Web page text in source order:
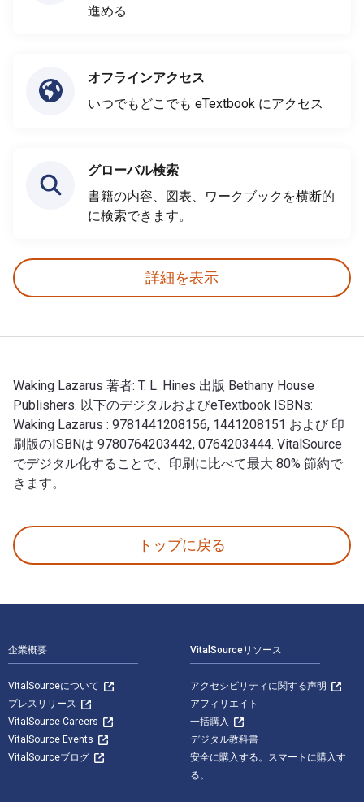
進める
オフラインアクセス
いつでもどこでも eTextbook にアクセス
グローバル検索
書籍の内容、図表、ワークブックを横断的
に検索できます。
詳細を表示
Waking Lazarus 著者: T. L. Hines 出版 Bethany House
Publishers. 以下のデジタルおよびeTextbook ISBNs:
Waking Lazarus : 9781441208156, 1441208151 および 印
刷版のISBNは 9780764203442, 0764203444. VitalSource
でデジタル化することで、印刷に比べて最大 80% 節約で
きます。
トップに戻る
企業概要
VitalSourceについて
プレスリリース
VitalSource Careers
VitalSource Events
VitalSourceブログ
VitalSourceリソース
アクセシビリティに関する声明
アフィリエイト
一括購入
デジタル教科書
安全に購入する。スマートに購入す
る。